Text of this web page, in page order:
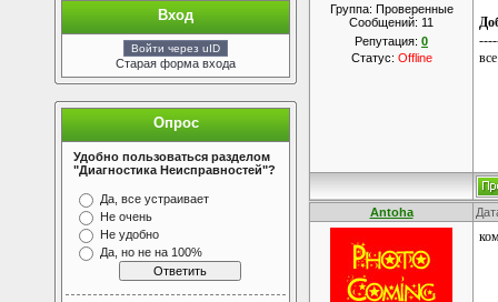
Вход
Войти через uID
Старая форма входа
Опрос
Удобно пользоваться разделом
"Диагностика Неисправностей"?
Да, все устраивает
Не очень
Не удобно
Да, но не на 100%
Группа: Проверенные
Сообщений: 11
Репутация: 0
Статус: Offline
Antoha